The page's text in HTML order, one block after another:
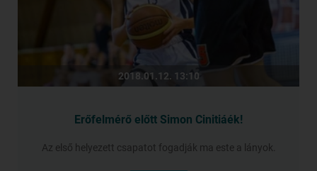
2018.01.12. 13:10
Erőfelmérő előtt Simon Cinitiáék!
Az első helyezett csapatot fogadják ma este a lányok.